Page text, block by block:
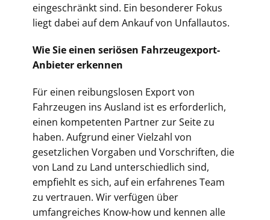
eingeschränkt sind. Ein besonderer Fokus
liegt dabei auf dem Ankauf von Unfallautos.
Wie Sie einen seriösen Fahrzeugexport-
Anbieter erkennen
Für einen reibungslosen Export von
Fahrzeugen ins Ausland ist es erforderlich,
einen kompetenten Partner zur Seite zu
haben. Aufgrund einer Vielzahl von
gesetzlichen Vorgaben und Vorschriften, die
von Land zu Land unterschiedlich sind,
empfiehlt es sich, auf ein erfahrenes Team
zu vertrauen. Wir verfügen über
umfangreiches Know-how und kennen alle